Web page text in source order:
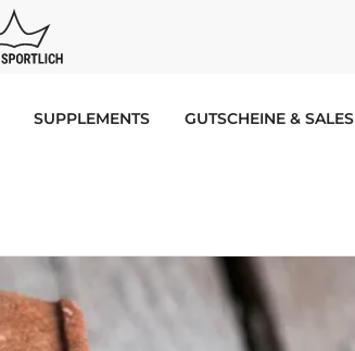
SUPPLEMENTS GUTSCHEINE & SALES